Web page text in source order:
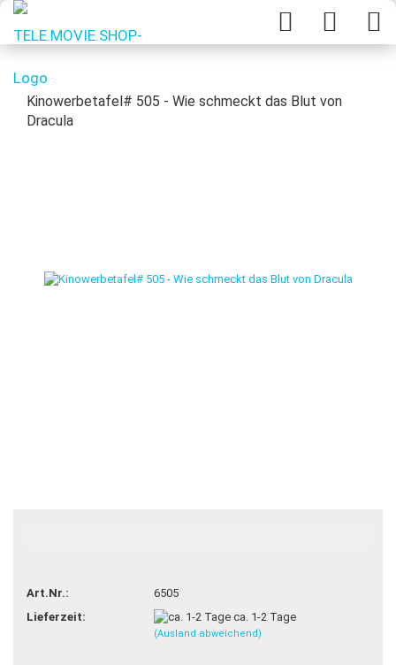
Kinowerbetafel# 505 - Wie schmeckt das Blut von
Dracula
Art.Nr.:
6505
Lieferzeit:
ca. 1-2 Tage
(Ausland abweichend)